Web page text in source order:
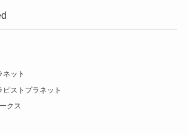
ネット
ストプラネット
クス